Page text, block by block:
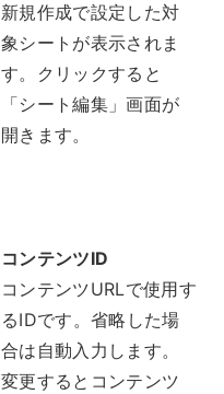
新規作成で設定した対
象シートが表示されま
す。クリックすると
「シート編集」画面が
開きます。
コンテンツID
コンテンツURLで使用す
るIDです。省略した場
合は自動入力します。
変更するとコンテンツ